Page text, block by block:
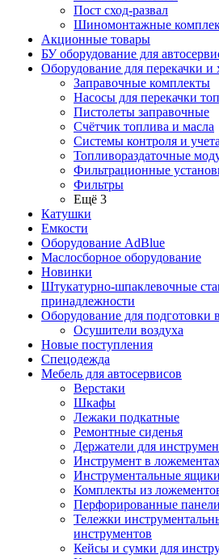
Пост сход-развал
Шиномонтажные
Акционные товары
БУ оборудование для
Оборудование для перекачки
Заправочные комплекты
Насосы для перекачки
Пистолеты заправочные
Счётчик топлива и масла
Системы контроля и учета
Топливораздаточные
Фильтрационные
Фильтры
Ещё 3
Катушки
Емкости
Оборудование AdBlue
Маслосборное оборудование
Новинки
Штукатурно-шпаклевочные
принадлежности
Оборудование для подготовки
Осушители воздуха
Новые поступления
Спецодежда
Мебель для автосервисов
Верстаки
Шкафы
Лежаки подкатные
Ремонтные сиденья
Держатели для
Инструмент в
Инструментальные ящики
Комплекты из
Перфорированные панели
Тележки
инструментов
Кейсы и сумки для